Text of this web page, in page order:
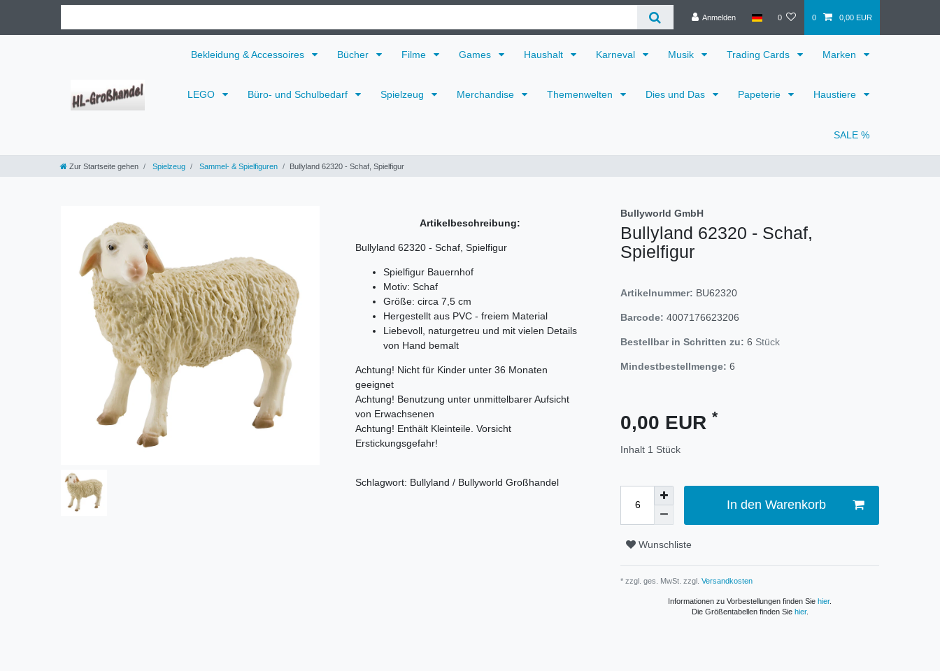
Anmelden 0 0 0,00 EUR
Bekleidung & Accessoires Bücher Filme Games Haushalt Karneval Musik Trading Cards Marken
LEGO Büro- und Schulbedarf Spielzeug Merchandise Themenwelten Dies und Das Papeterie Haustiere
SALE %
Zur Startseite gehen Spielzeug Sammel- & Spielfiguren Bullyland 62320 - Schaf, Spielfigur
Artikelbeschreibung:
Bullyland 62320 - Schaf, Spielfigur
Spielfigur Bauernhof
Motiv: Schaf
Größe: circa 7,5 cm
Hergestellt aus PVC - freiem Material
Liebevoll, naturgetreu und mit vielen Details
von Hand bemalt
Achtung! Nicht für Kinder unter 36 Monaten
geeignet
Achtung! Benutzung unter unmittelbarer Aufsicht
von Erwachsenen
Achtung! Enthält Kleinteile. Vorsicht
Erstickungsgefahr!
Schlagwort: Bullyland / Bullyworld Großhandel
Bullyworld GmbH
Bullyland 62320 - Schaf,
Spielfigur
Artikelnummer: BU62320
Barcode: 4007176623206
Bestellbar in Schritten zu: 6 Stück
Mindestbestellmenge: 6
0,00 EUR *
Inhalt 1 Stück
In den Warenkorb
Wunschliste
* zzgl. ges. MwSt. zzgl. Versandkosten
Informationen zu Vorbestellungen finden Sie hier.
Die Größentabellen finden Sie hier.